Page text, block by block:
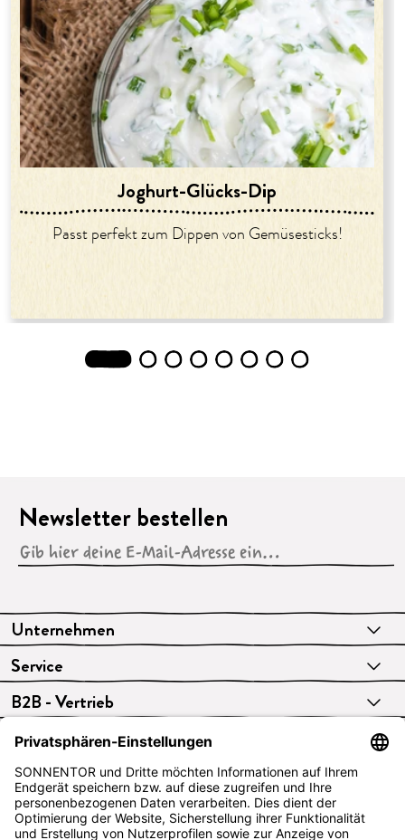
Joghurt-Glücks-Dip
Passt perfekt zum Dippen von Gemüsesticks!
2 3 4 5 6 7 8
Unternehmen
Service
B2B - Vertrieb
Newsletter bestellen
Deutsch